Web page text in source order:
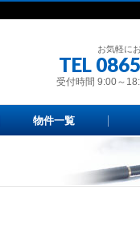
お気軽に
TEL
受付時間 9:00～
物件一覧